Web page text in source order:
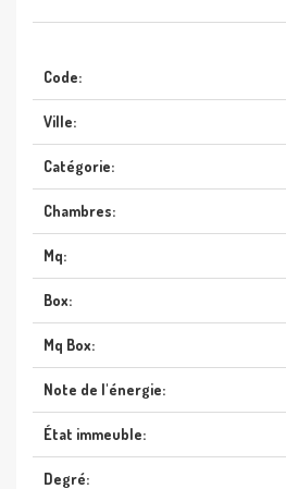
Code:
Ville:
Catégorie:
Chambres:
Mq:
Box:
Mq Box:
Note de l'énergie:
État immeuble:
Degré: